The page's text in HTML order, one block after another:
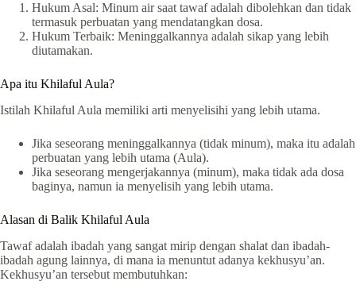
Hukum Asal: Minum air saat tawaf adalah dibolehkan dan tidak
termasuk perbuatan yang mendatangkan dosa.
Hukum Terbaik: Meninggalkannya adalah sikap yang lebih
diutamakan.
Apa itu Khilaful Aula?
Istilah Khilaful Aula memiliki arti menyelisihi yang lebih utama.
Jika seseorang meninggalkannya (tidak minum), maka itu adalah
perbuatan yang lebih utama (Aula).
Jika seseorang mengerjakannya (minum), maka tidak ada dosa
baginya, namun ia menyelisih yang lebih utama.
Alasan di Balik Khilaful Aula
Tawaf adalah ibadah yang sangat mirip dengan shalat dan ibadah-
ibadah agung lainnya, di mana ia menuntut adanya kekhusyu’an.
Kekhusyu’an tersebut membutuhkan: